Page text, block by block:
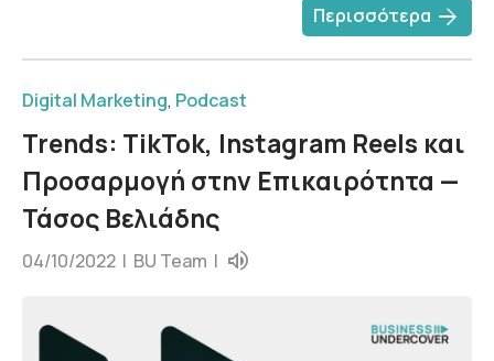
Περισσότερα arrow_forward
Digital Marketing, Podcast
Trends: TikTok, Instagram Reels και
Προσαρμογή στην Επικαιρότητα —
Τάσος Βελιάδης
04/10/2022 | BU Team |